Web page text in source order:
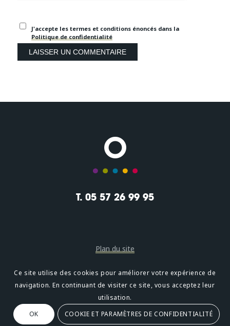
J'accepte les termes et conditions énoncés dans la
Politique de confidentialité
T. 05 57 26 99 95
Plan du site
Mentions légales
Confidentialité
Oméni 2, avenue Léonard de Vinci 33600 PESSAC
Ce site utilise des cookies pour améliorer votre expérience de
navigation. En continuant de visiter ce site, vous acceptez leur
utilisation.
OK
COOKIE ET PARAMÈTRES DE CONFIDENTIALITÉ